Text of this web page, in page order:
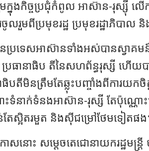
ក្នុងកិច្ចប្រជុំកំពូល អាស៊ាន-រុស្ស៊ី ល
លរួមពីប្រមុខរដ្ឋ ប្រមុខរដ្ឋាភិបាល
ប្រទេសអាស៊ានទាំងអស់បានស្វាគ
ប្រធានាធិប តីនៃសហព័ន្ធរុស្សី ហើយប
បតីមិនត្រឹមតែឆ្លុះបញ្ចាំងពីការយកចិ
ទំនាក់ទំនងអាស៊ាន-រុស្សី តែប៉ុណ្ណោ
តែស្អិតរមួត និងស៊ីជម្រៅថែមទៀតផ
កាសនោះ សម្តេចតេជោនាយករដ្ឋមន្